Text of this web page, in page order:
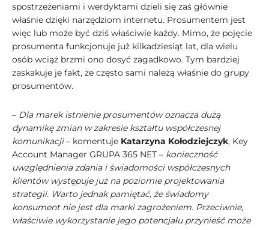
spostrzeżeniami i werdyktami dzieli się zaś głównie
właśnie dzięki narzędziom internetu. Prosumentem jest
więc lub może być dziś właściwie każdy. Mimo, że pojęcie
prosumenta funkcjonuje już kilkadziesiąt lat, dla wielu
osób wciąż brzmi ono dosyć zagadkowo. Tym bardziej
zaskakuje je fakt, że często sami należą właśnie do grupy
prosumentów.
– Dla marek istnienie prosumentów oznacza dużą
dynamikę zmian w zakresie kształtu współczesnej
komunikacji– komentuje Katarzyna Kołodziejczyk, Key
Account Manager GRUPA 365 NET – konieczność
uwzględnienia zdania i świadomości współczesnych
klientów występuje już na poziomie projektowania
strategii. Warto jednak pamiętać, że świadomy
konsument nie jest dla marki zagrożeniem. Przeciwnie,
właściwie wykorzystanie jego potencjału przynieść może